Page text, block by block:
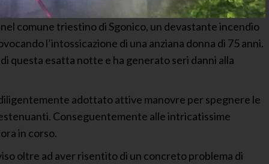
comune triestino di Sgonico, un devastante incendio
l’intossicazione di una anziana donna di 75 anni.
questa esatta notte e ha generato seri danni alla
adottato attive manovre per spegnere le
Conseguentemente alle intricatissime
in corso.
oltre ad aver risentito di un concreto problema di